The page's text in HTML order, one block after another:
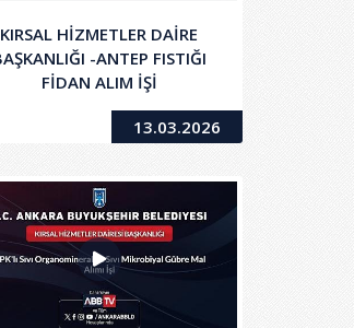
KIRSAL HİZMETLER DAİRE
-ANTEP FISTIĞI
FİDAN ALIM İŞİ
13.03.2026